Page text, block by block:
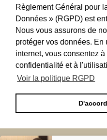
Règlement Général pour
Données » (RGPD) est
Nous vous assurons de
protéger vos données. En
internet, vous consentez
confidentialité et à
Voir la politique RGPD
D'accord